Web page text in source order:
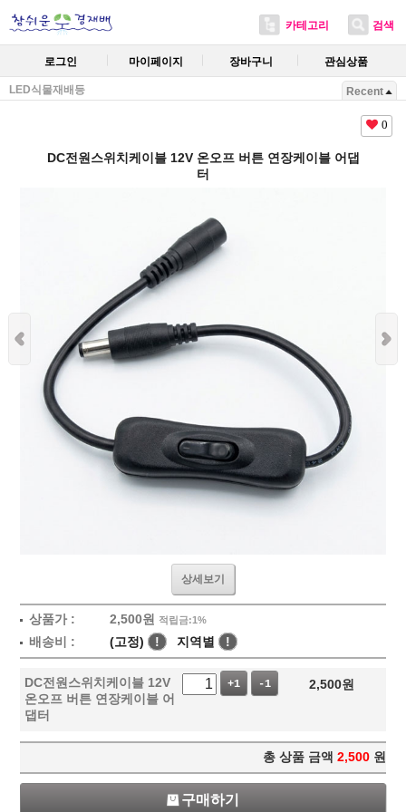
카테고리 검색
로그인 마이페이지 장바구니 관심상품
LED식물재배등 Recent
0
DC전원스위치케이블 12V 온오프 버튼 연장케이블 어댑
터
상세보기
상품가 : 2,500원 적립금:1%
배송비 : (고정) ! 지역별 !
DC전원스위치케이블 12V
온오프 버튼 연장케이블 어
댑터
+1 -1 2,500원
총 상품 금액 2,500 원
구매하기